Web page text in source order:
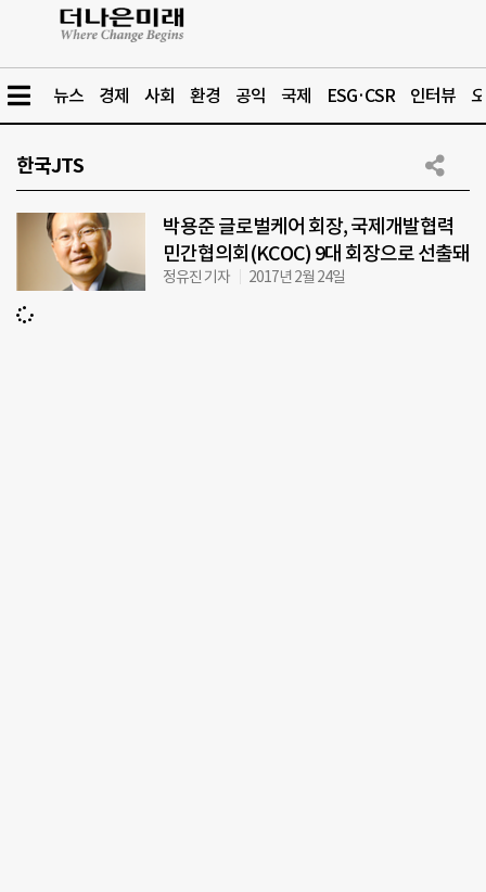
뉴스 경제 사회 환경 공익 국제 ESG·CSR 인터뷰
한국JTS
박용준 글로벌케어 회장, 국제개발협력
민간협의회(KCOC) 9대 회장으로 선출돼
정유진 기자 2017년 2월 24일